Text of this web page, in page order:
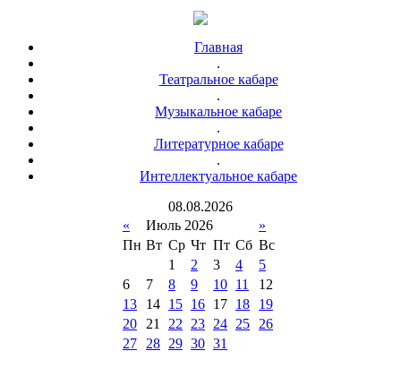
Главная
.
Театральное кабаре
.
Музыкальное кабаре
.
Литературное кабаре
.
Интеллектуальное кабаре
08.08.2026
«
Июль 2026
»
Пн Вт Ср Чт Пт Сб Вс
1
2 3 4
5
6
7 8 9 10 11
12
13
14 15 16 17 18
19
20
21 22 23 24 25
26
27
28 29 30 31